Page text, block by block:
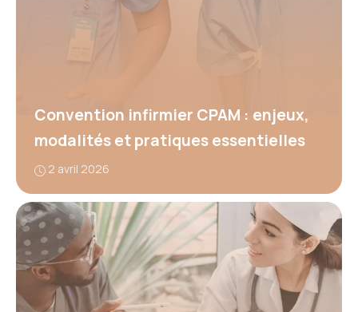
Convention infirmier CPAM : enjeux,
modalités et pratiques essentielles
2 avril 2026